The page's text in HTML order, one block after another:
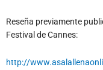
Reseña previamente
Festival de Cannes:
http://